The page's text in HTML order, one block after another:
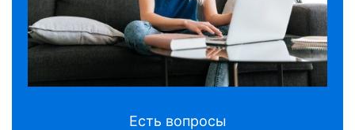
Есть вопросы